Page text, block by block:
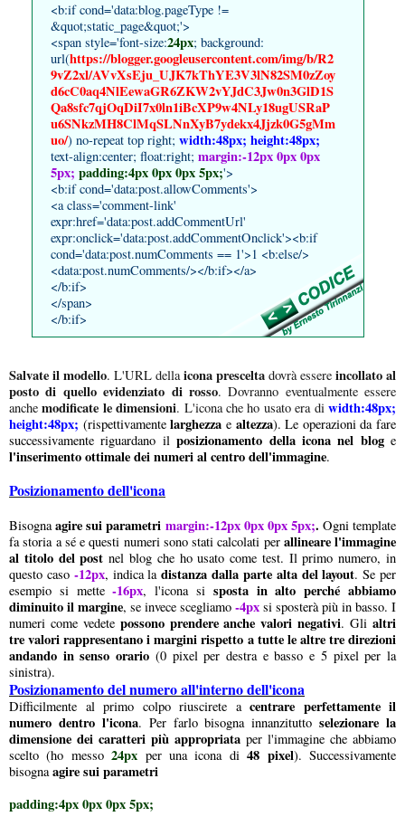
<b:if cond='data:blog.pageType !=
&quot;static_page&quot;'>
<span style='font-size:24px; background:
url(https://blogger.googleusercontent.com/img/b/R2
9vZ2xl/AVvXsEju_UJK7kThYE3V3lN82SM0zZoy
d6cC0aq4NlEewaGR6ZKW2vYJdC3Jw0n3GlD1S
Qa8sfc7qjOqDiI7x0ln1iBcXP9w4NLy18ugUSRaP
u6SNkzMH8ClMqSLNnXyB7ydekx4Jjzk0G5gMm
uo/) no-repeat top right; width:48px; height:48px;
text-align:center; float:right; margin:-12px 0px 0px
5px; padding:4px 0px 0px 5px;'>
<b:if cond='data:post.allowComments'>
<a class='comment-link'
expr:href='data:post.addCommentUrl'
expr:onclick='data:post.addCommentOnclick'><b:if
cond='data:post.numComments == 1'>1 <b:else/>
<data:post.numComments/></b:if></a>
</b:if>
</span>
</b:if>
Salvate il modello. L'URL dellaicona prescelta dovrà essere incollato al
posto di quello evidenziato di rosso. Dovranno eventualmente essere
anchemodificate le dimensioni. L'icona che ho usato era diwidth:48px;
height:48px; (rispettivamentelarghezza ealtezza). Le operazioni da fare
successivamente riguardano ilposizionamento della icona nel bloge
l'inserimento ottimale dei numeri al centro dell'immagine.
Posizionamento dell'icona
Bisognaagire sui parametri margin:-12px 0px 0px 5px;. Ogni template
fa storia a sé e questi numeri sono stati calcolati per allineare l'immagine
al titolo del post nel blog che ho usato come test. Il primo numero, in
questo caso-12px, indica ladistanza dalla parte alta del layout. Se per
esempio si mette-16px, l'icona si sposta in alto perché abbiamo
diminuito il margine, se invece scegliamo -4px si sposterà più in basso. I
numeri come vedete possono prendere anche valori negativi. Glialtri
tre valori rappresentano i margini rispetto a tutte le altre tre direzioni
andando in senso orario (0 pixel per destra e basso e 5 pixel per la
sinistra).
Posizionamento del numero all'interno dell'icona
Difficilmente al primo colpo riuscirete a centrare perfettamente il
numero dentro l'icona. Per farlo bisogna innanzituttoselezionare la
dimensione dei caratteri più appropriata per l'immagine che abbiamo
scelto (ho messo24px per una icona di48 pixel). Successivamente
bisognaagire sui parametri
padding:4px 0px 0px 5px;